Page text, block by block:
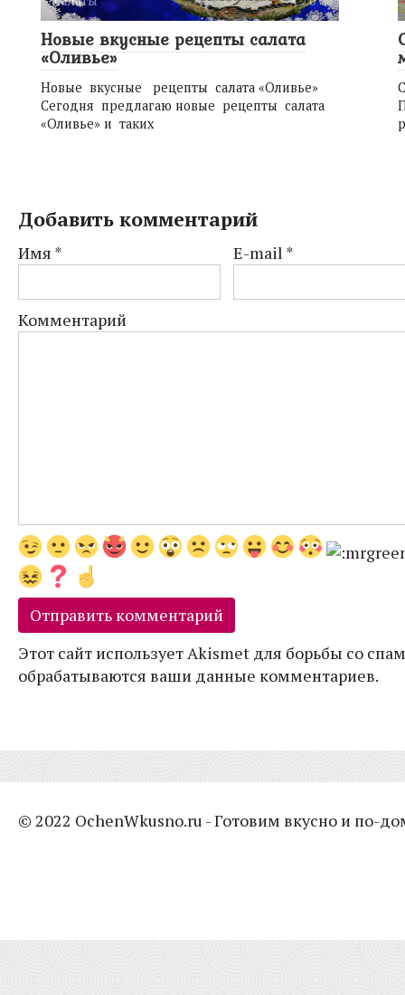
Новые вкусные рецепты салата
«Оливье»
Новые вкусные рецепты салата «Оливье»
Сегодня предлагаю новые рецепты салата
«Оливье» и таких
Добавить комментарий
Имя * E-mail *
Комментарий
Этот сайт использует Akismet для борьбы со
обрабатываются ваши данные комментариев.
© 2022 OchenWkusno.ru - Готовим вкусно и по-